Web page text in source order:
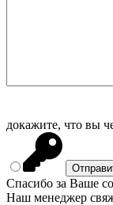
докажите, что вы
Спасибо за Ваше
Наш менеджер